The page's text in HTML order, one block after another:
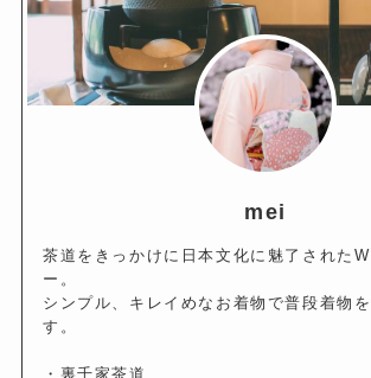
mei
茶道をきっかけに日本文化に魅了された
ー。
シンプル、キレイめなお着物で普段着物
す。
・裏千家茶道